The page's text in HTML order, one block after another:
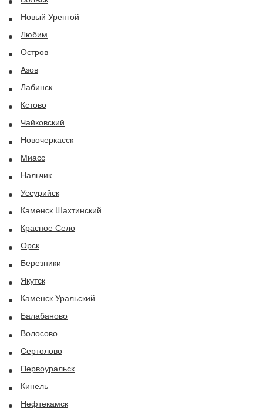
Новый Уренгой
Любим
Остров
Азов
Лабинск
Кстово
Чайковский
Новочеркасск
Миасс
Нальчик
Уссурийск
Каменск Шахтинский
Красное Село
Орск
Березники
Якутск
Каменск Уральский
Балабаново
Волосово
Сертолово
Первоуральск
Кинель
Нефтекамск